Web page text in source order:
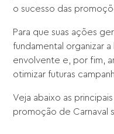
o sucesso das
Para que suas ações
fundamental organizar
envolvente e, por fim,
otimizar futuras
Veja abaixo as
promoção de Carnaval